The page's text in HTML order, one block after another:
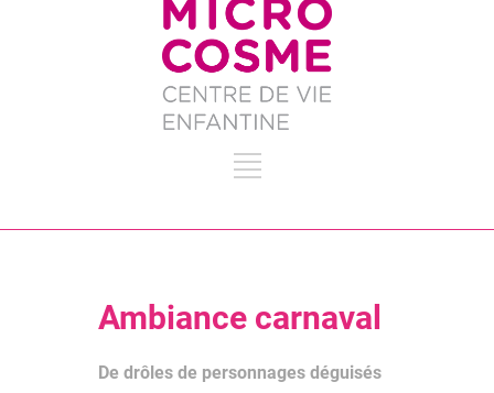
Ambiance carnaval
De drôles de personnages déguisés